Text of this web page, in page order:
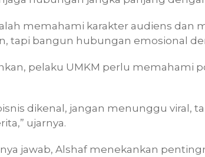
memahami karakter audiens dan
tapi bangun hubungan emosional
pelaku UMKM perlu memahami
dikenal, jangan menunggu viral,
ujarnya.
jawab, Alshaf menekankan